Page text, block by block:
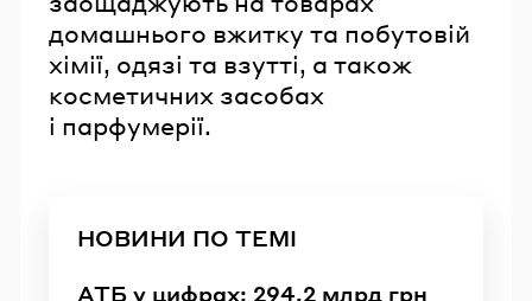
домашнього вжитку та побутовій
хімії, одязі та взутті, а також
косметичних засобах
і парфумерії.
НОВИНИ ПО ТЕМІ
АТБ у цифрах: 294,2 млрд грн